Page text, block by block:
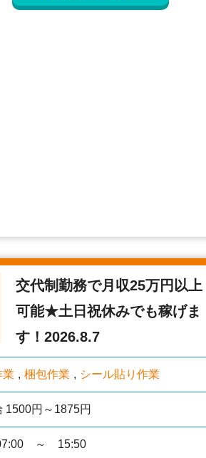
交代制勤務で月収25万円以上
可能★土日祝休みでも稼げま
す！2026.8.7
業 梱包作業 シール貼り作業
1500円～1875円
～ 15:50